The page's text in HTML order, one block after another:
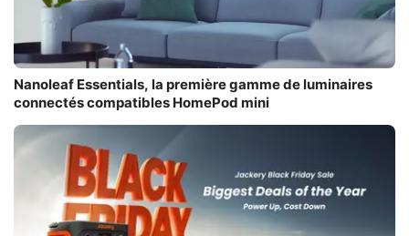
Nanoleaf Essentials, la première gamme de luminaires
connectés compatibles HomePod mini